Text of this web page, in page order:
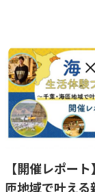
【開催レポー
匝地域で叶え